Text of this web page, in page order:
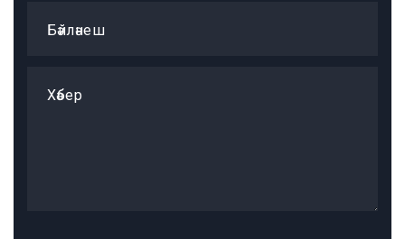
Бәйләнеш
Хәбер